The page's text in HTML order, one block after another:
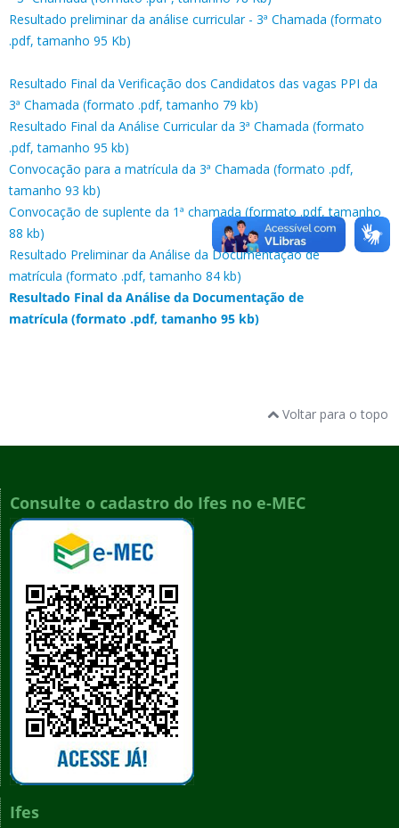
Resultado preliminar da análise curricular - 3ª Chamada (formato
.pdf, tamanho 95 Kb)
Resultado Final da Verificação dos Candidatos das vagas PPI da
3ª Chamada (formato .pdf, tamanho 79 kb)
Resultado Final da Análise Curricular da 3ª Chamada (formato
.pdf, tamanho 95 kb)
Convocação para a matrícula da 3ª Chamada (formato .pdf,
tamanho 93 kb)
Convocação de suplente da 1ª chamada (formato .pdf, tamanho
88 kb)
Resultado Preliminar da Análise da Documentação de
matrícula (formato .pdf, tamanho 84 kb)
Resultado Final da Análise da Documentação de
matrícula (formato .pdf, tamanho 95 kb)
Voltar para o topo
Consulte o cadastro do Ifes no e-MEC
Ifes